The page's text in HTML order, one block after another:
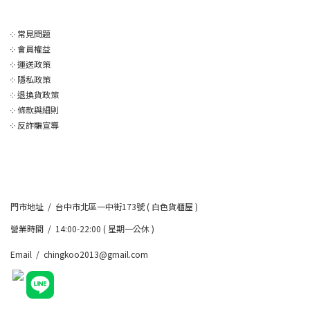
༶ 常見問題
༶會員權益
༶運送政策
༶ 隱私政策
༶退換貨政策
༶條款與細則
༶ 反詐騙宣導
門市地址 / 台中市北區一中街173號 ( 白色貨櫃屋 )
營業時間 / 14:00-22:00 ( 星期一公休 )
Email / chingkoo2013@gmail.com